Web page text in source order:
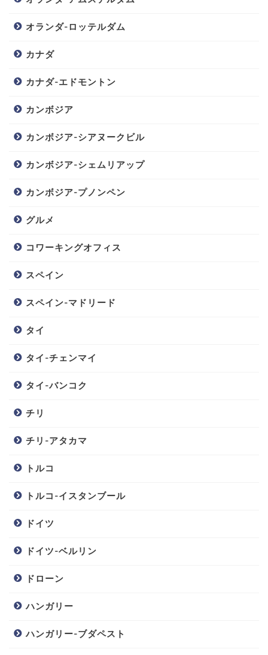
オランダ-ロッテルダム
カナダ
カナダ-エドモントン
カンボジア
カンボジア-シアヌークビル
カンボジア-シェムリアップ
カンボジア-プノンペン
グルメ
コワーキングオフィス
スペイン
スペイン-マドリード
タイ
タイ-チェンマイ
タイ-バンコク
チリ
チリ-アタカマ
トルコ
トルコ-イスタンブール
ドイツ
ドイツ-ベルリン
ドローン
ハンガリー
ハンガリー-ブダペスト